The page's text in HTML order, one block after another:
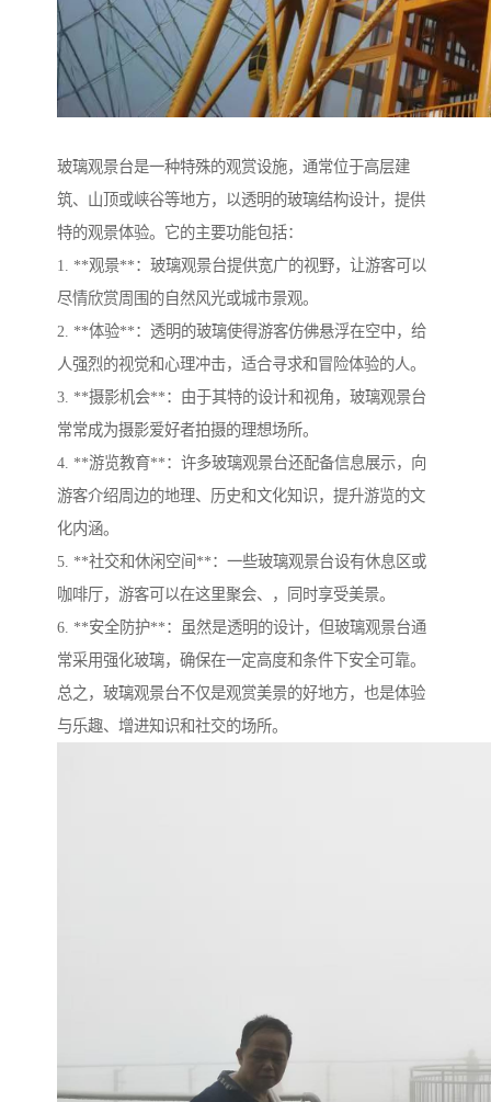
玻璃观景台是一种特殊的观赏设施，通常位于高层建
筑、山顶或峡谷等地方，以透明的玻璃结构设计，提供
特的观景体验。它的主要功能包括：
1. **观景**：玻璃观景台提供宽广的视野，让游客可以
尽情欣赏周围的自然风光或城市景观。
2. **体验**：透明的玻璃使得游客仿佛悬浮在空中，给
人强烈的视觉和心理冲击，适合寻求和冒险体验的人。
3. **摄影机会**：由于其特的设计和视角，玻璃观景台
常常成为摄影爱好者拍摄的理想场所。
4. **游览教育**：许多玻璃观景台还配备信息展示，向
游客介绍周边的地理、历史和文化知识，提升游览的文
化内涵。
5. **社交和休闲空间**：一些玻璃观景台设有休息区或
咖啡厅，游客可以在这里聚会、，同时享受美景。
6. **安全防护**：虽然是透明的设计，但玻璃观景台通
常采用强化玻璃，确保在一定高度和条件下安全可靠。
总之，玻璃观景台不仅是观赏美景的好地方，也是体验
与乐趣、增进知识和社交的场所。